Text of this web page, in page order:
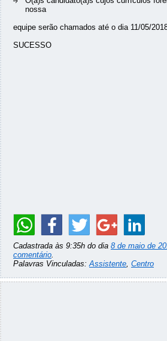
nossa
equipe serão chamados até o dia 11/05/
SUCESSO
Cadastrada às 9:35h do dia 8 de maio de
comentário.
Palavras Vinculadas:Assistente, Centro